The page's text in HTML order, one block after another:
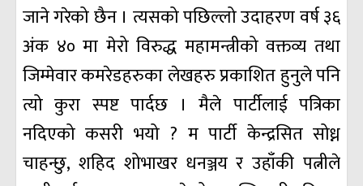
जाने गरेको छैन । त्यसको पछिल्लो उदाहरण वर्ष ३६
अंक ४० मा मेरो विरुद्ध महामन्त्रीको वक्तव्य तथा
जिम्मेवार कमरेडहरुका लेखहरु प्रकाशित हुनुले पनि
त्यो कुरा स्पष्ट पार्दछ । मैले पार्टीलाई पत्रिका
नदिएको कसरी भयो ? म पार्टी केन्द्रसित सोध्न
चाहन्छु, शहिद शोभाखर धनञ्जय र उहाँकी पत्नीले